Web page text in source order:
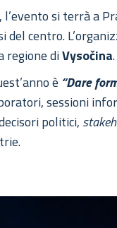
si terrà a
del centro.
regione diVysočina.
è “Dare
sessioni
politici,